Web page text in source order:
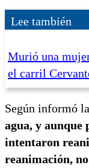
Lee también
Murió una
el carril
Según informó
agua, y aunque
intentaron
reanimación,